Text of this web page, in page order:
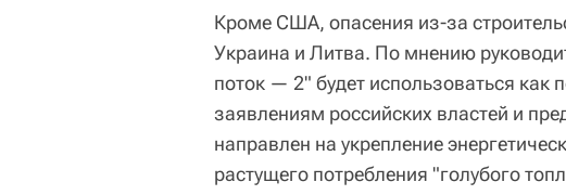
Кроме США, опасения из-за
Украина и Литва. По мнению
поток — 2" будет использоваться как
заявлениям российских властей и
направлен на укрепление
растущего потребления "голубого